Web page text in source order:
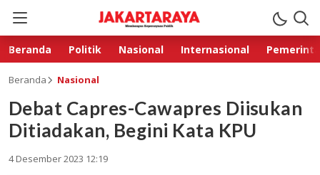
Beranda Politik Nasional Internasional
Beranda Nasional
Debat Capres-Cawapres Diisukan
Ditiadakan, Begini Kata KPU
4 Desember 2023 12:19